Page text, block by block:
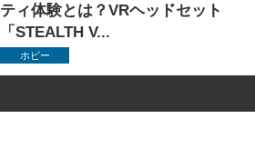
ティ体験とは？VRヘッドセット
「STEALTH V...
ホビー